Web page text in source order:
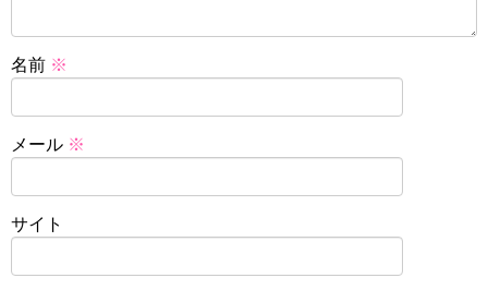
名前 ※
メール ※
サイト